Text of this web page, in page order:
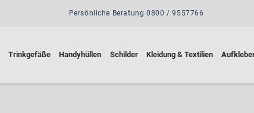
Trinkgefäße Handyhüllen Schilder Kleidung & Textilien
Persönliche Beratung 0800 / 9557766